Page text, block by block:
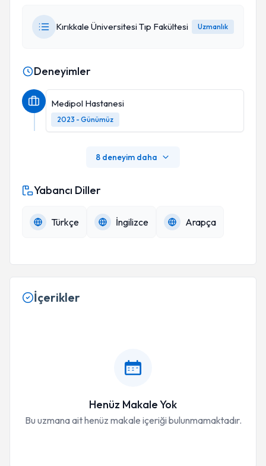
Kırıkkale Üniversitesi Tıp Fakültesi Uzmanlık
Deneyimler
Medipol Hastanesi
2023 - Günümüz
8 deneyim daha
Yabancı Diller
Türkçe İngilizce Arapça
İçerikler
Henüz Makale Yok
Bu uzmana ait henüz makale içeriği bulunmamaktadır.